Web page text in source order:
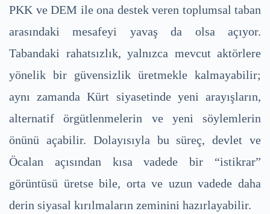
PKK ve DEM ile ona destek veren toplumsal taban
arasındaki mesafeyi yavaş da olsa açıyor.
Tabandaki rahatsızlık, yalnızca mevcut aktörlere
yönelik bir güvensizlik üretmekle kalmayabilir;
aynı zamanda Kürt siyasetinde yeni arayışların,
alternatif örgütlenmelerin ve yeni söylemlerin
önünü açabilir. Dolayısıyla bu süreç, devlet ve
Öcalan açısından kısa vadede bir “istikrar”
görüntüsü üretse bile, orta ve uzun vadede daha
derin siyasal kırılmaların zeminini hazırlayabilir.